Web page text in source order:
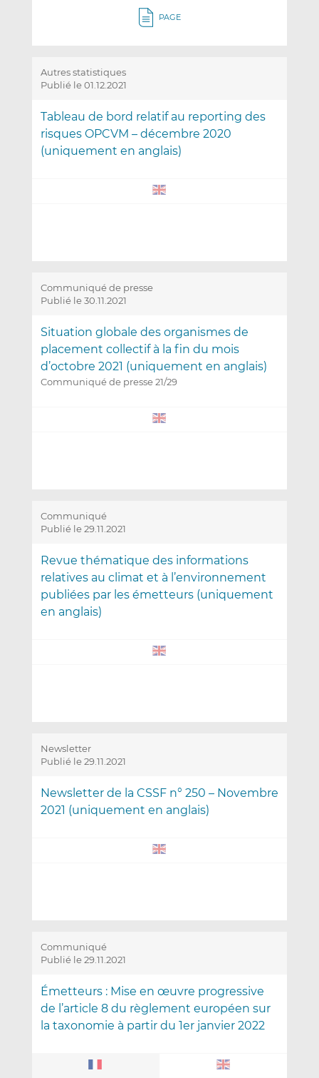
PAGE
Autres statistiques
Publié le 01.12.2021
Tableau de bord relatif au reporting des
risques OPCVM – décembre 2020
(uniquement en anglais)
Communiqué de presse
Publié le 30.11.2021
Situation globale des organismes de
placement collectif à la fin du mois
d’octobre 2021 (uniquement en anglais)
Communiqué de presse 21/29
Communiqué
Publié le 29.11.2021
Revue thématique des informations
relatives au climat et à l’environnement
publiées par les émetteurs (uniquement
en anglais)
Newsletter
Publié le 29.11.2021
Newsletter de la CSSF n° 250 – Novembre
2021 (uniquement en anglais)
Communiqué
Publié le 29.11.2021
Émetteurs : Mise en œuvre progressive
de l’article 8 du règlement européen sur
la taxonomie à partir du 1er janvier 2022